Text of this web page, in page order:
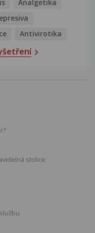
Analgetika
Antivirotika
stolice